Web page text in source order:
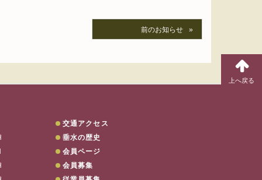
前のお知らせ
交通アクセス
垂水の歴史
会員ページ
会員募集